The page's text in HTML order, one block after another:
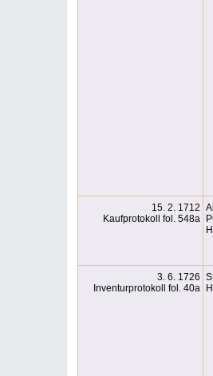
15. 2. 1712
Kaufprotokoll fol. 548a
3. 6. 1726
Inventurprotokoll fol. 40a